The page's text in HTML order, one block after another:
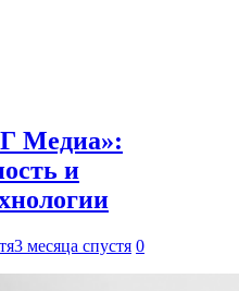
Медиа»:
и
3 месяца спустя 0